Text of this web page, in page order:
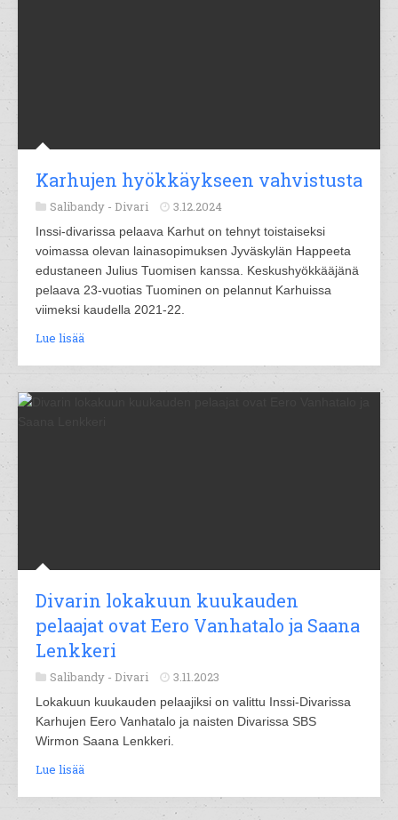
Karhujen hyökkäykseen vahvistusta
Salibandy - Divari 3.12.2024
Inssi-divarissa pelaava Karhut on tehnyt toistaiseksi
voimassa olevan lainasopimuksen Jyväskylän Happeeta
edustaneen Julius Tuomisen kanssa. Keskushyökkääjänä
pelaava 23-vuotias Tuominen on pelannut Karhuissa
viimeksi kaudella 2021-22.
Lue lisää
Divarin lokakuun kuukauden
pelaajat ovat Eero Vanhatalo ja Saana
Lenkkeri
Salibandy - Divari 3.11.2023
Lokakuun kuukauden pelaajiksi on valittu Inssi-Divarissa
Karhujen Eero Vanhatalo ja naisten Divarissa SBS
Wirmon Saana Lenkkeri.
Lue lisää